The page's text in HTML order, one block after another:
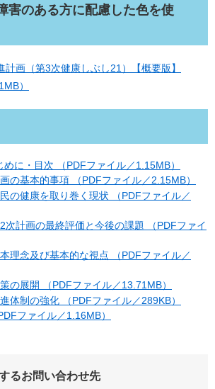
害のある方に配慮した色を使
計画（第3次健康しぶし21）【概要版】
）
めに・目次 （PDFファイル／1.15MB）
の基本的事項 （PDFファイル／2.15MB）
の健康を取り巻く現状 （PDFファイル／
計画の最終評価と今後の課題 （PDFファイ
理念及び基本的な視点 （PDFファイル／
の展開 （PDFファイル／13.71MB）
体制の強化 （PDFファイル／289KB）
ファイル／1.16MB）
るお問い合わせ先